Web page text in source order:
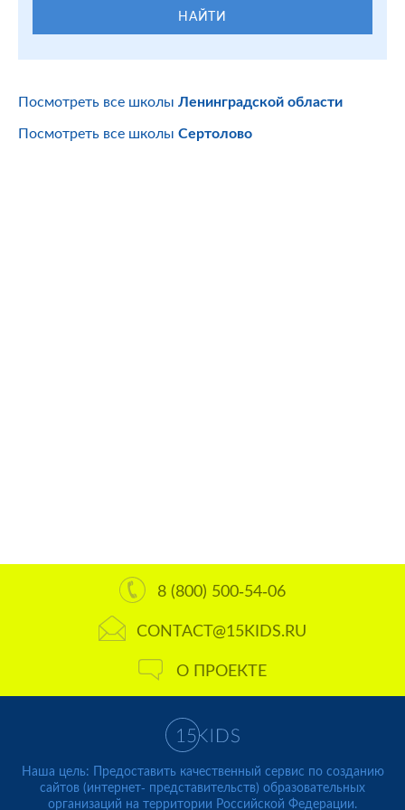
НАЙТИ
Посмотреть все школы Ленинградской области
Посмотреть все школы Сертолово
8 (800) 500-54-06
CONTACT@15KIDS.RU
О ПРОЕКТЕ
Наша цель: Предоставить качественный сервис по созданию
сайтов (интернет- представительств) образовательных
организаций на территории Российской Федерации.